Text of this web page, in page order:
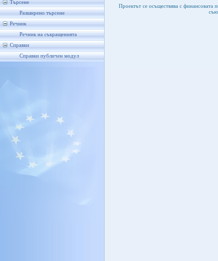
Търсене
Разширено търсене
Речник
Речник на съкращенията
Справки
Справки публичен модул
Проектът се осъществява с финансовата